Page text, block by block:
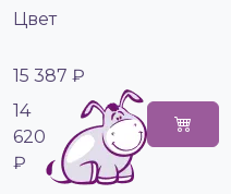
Цвет
15 387 ₽
14
620
₽